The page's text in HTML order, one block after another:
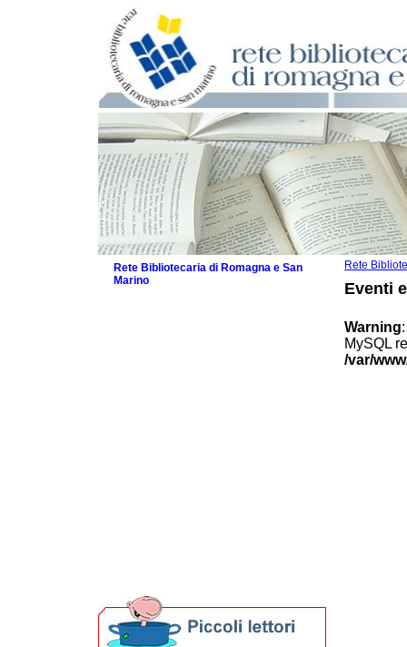
Rete
Eventi
Warning
MySQL
/var/
Rete Bibliotecaria di Romagna e San
Marino